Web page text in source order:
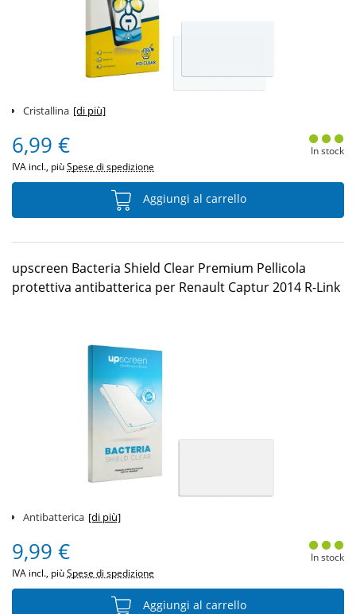
Cristallina [di più]
6,99 €
IVA incl., piùSpese di spedizione
In stock
Aggiungi al carrello
upscreen Bacteria Shield Clear Premium Pellicola
protettiva antibatterica per Renault Captur 2014 R-Link
Antibatterica [di più]
9,99 €
IVA incl., piùSpese di spedizione
In stock
Aggiungi al carrello